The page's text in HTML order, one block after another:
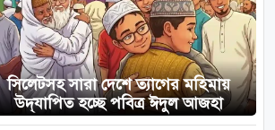
সিলেটসহ সারা দেশে ত্যাগের মহিমায়
উদ্‌যাপিত হচ্ছে পবিত্র ঈদুল আজহা